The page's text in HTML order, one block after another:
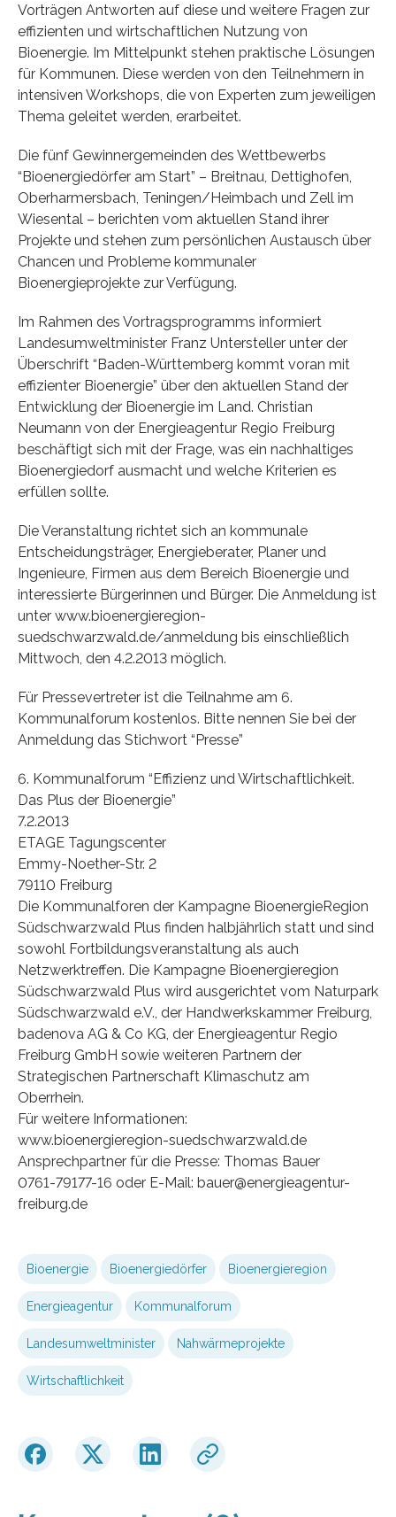
Vorträgen Antworten auf diese und weitere Fragen zur
effizienten und wirtschaftlichen Nutzung von
Bioenergie. Im Mittelpunkt stehen praktische Lösungen
für Kommunen. Diese werden von den Teilnehmern in
intensiven Workshops, die von Experten zum jeweiligen
Thema geleitet werden, erarbeitet.
Die fünf Gewinnergemeinden des Wettbewerbs
“Bioenergiedörfer am Start” – Breitnau, Dettighofen,
Oberharmersbach, Teningen/Heimbach und Zell im
Wiesental – berichten vom aktuellen Stand ihrer
Projekte und stehen zum persönlichen Austausch über
Chancen und Probleme kommunaler
Bioenergieprojekte zur Verfügung.
Im Rahmen des Vortragsprogramms informiert
Landesumweltminister Franz Untersteller unter der
Überschrift “Baden-Württemberg kommt voran mit
effizienter Bioenergie” über den aktuellen Stand der
Entwicklung der Bioenergie im Land. Christian
Neumann von der Energieagentur Regio Freiburg
beschäftigt sich mit der Frage, was ein nachhaltiges
Bioenergiedorf ausmacht und welche Kriterien es
erfüllen sollte.
Die Veranstaltung richtet sich an kommunale
Entscheidungsträger, Energieberater, Planer und
Ingenieure, Firmen aus dem Bereich Bioenergie und
interessierte Bürgerinnen und Bürger. Die Anmeldung ist
unter www.bioenergieregion-
suedschwarzwald.de/anmeldung bis einschließlich
Mittwoch, den 4.2.2013 möglich.
Für Pressevertreter ist die Teilnahme am 6.
Kommunalforum kostenlos. Bitte nennen Sie bei der
Anmeldung das Stichwort “Presse”
6. Kommunalforum “Effizienz und Wirtschaftlichkeit.
Das Plus der Bioenergie”
7.2.2013
ETAGE Tagungscenter
Emmy-Noether-Str. 2
79110 Freiburg
Die Kommunalforen der Kampagne BioenergieRegion
Südschwarzwald Plus finden halbjährlich statt und sind
sowohl Fortbildungsveranstaltung als auch
Netzwerktreffen. Die Kampagne Bioenergieregion
Südschwarzwald Plus wird ausgerichtet vom Naturpark
Südschwarzwald e.V., der Handwerkskammer Freiburg,
badenova AG & Co KG, der Energieagentur Regio
Freiburg GmbH sowie weiteren Partnern der
Strategischen Partnerschaft Klimaschutz am
Oberrhein.
Für weitere Informationen:
www.bioenergieregion-suedschwarzwald.de
Ansprechpartner für die Presse: Thomas Bauer
0761-79177-16 oder E-Mail: bauer@energieagentur-
freiburg.de
Bioenergie Bioenergiedörfer Bioenergieregion
Energieagentur Kommunalforum
Landesumweltminister Nahwärmeprojekte
Wirtschaftlichkeit